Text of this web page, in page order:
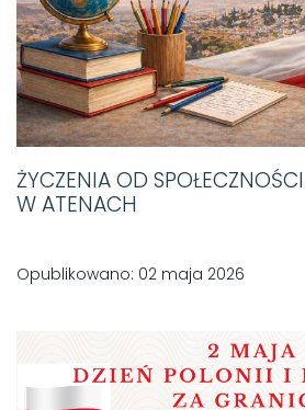
ŻYCZENIA OD
W ATENACH
Opublikowano: 02 maja 2026